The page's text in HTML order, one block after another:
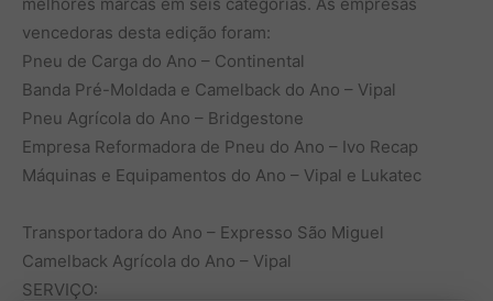
vencedoras desta edição foram:
Pneu de Carga do Ano – Continental
Banda Pré-Moldada e Camelback do Ano – Vipal
Pneu Agrícola do Ano – Bridgestone
Empresa Reformadora de Pneu do Ano – Ivo Recap
Máquinas e Equipamentos do Ano – Vipal e Lukatec
Transportadora do Ano – Expresso São Miguel
Camelback Agrícola do Ano – Vipal
SERVIÇO: